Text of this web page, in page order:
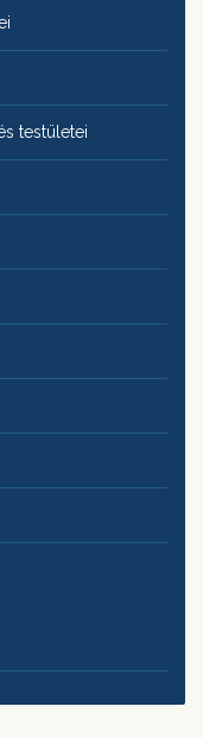
testületei